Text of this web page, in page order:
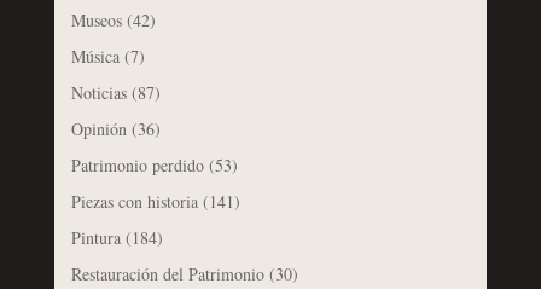
Museos(42)
Música(7)
Noticias(87)
Opinión (36)
Patrimonio perdido(53)
Piezas con historia(141)
Pintura(184)
Restauración del Patrimonio(30)